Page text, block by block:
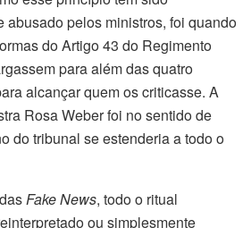
abusado pelos ministros, foi quando
do Artigo 43 do Regimento
para além das quatro
alcançar quem os criticasse. A
Rosa Weber foi no sentido de
do tribunal se estenderia a todo o
Fake News, todo o ritual
ou simplesmente